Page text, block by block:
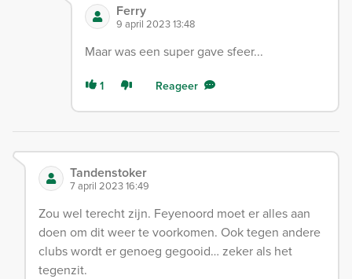
Ferry
9 april 2023 13:48
Maar was een super gave sfeer...
1 Reageer
Tandenstoker
7 april 2023 16:49
Zou wel terecht zijn. Feyenoord moet er alles aan
doen om dit weer te voorkomen. Ook tegen andere
clubs wordt er genoeg gegooid… zeker als het
tegenzit.